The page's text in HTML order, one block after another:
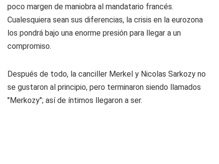
poco margen de maniobra al mandatario francés.
Cualesquiera sean sus diferencias, la crisis en la eurozona
los pondrá bajo una enorme presión para llegar a un
compromiso.
Después de todo, la canciller Merkel y Nicolas Sarkozy no
se gustaron al principio, pero terminaron siendo llamados
"Merkozy"; así de íntimos llegaron a ser.